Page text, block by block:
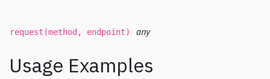
request(method, endpoint) any
Usage Examples